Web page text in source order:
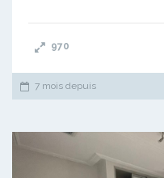
970
7 mois depuis